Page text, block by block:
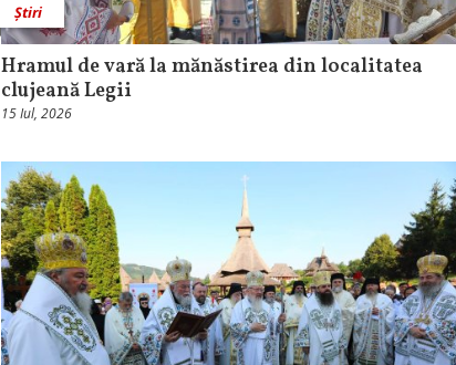
Știri
Hramul de vară la mănăstirea din localitatea
clujeană Legii
15 Iul, 2026